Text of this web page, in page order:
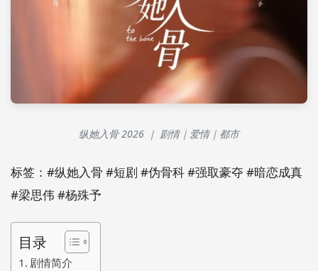
纵她入骨 2026 ｜ 剧情｜爱情｜都市
标签：#纵她入骨 #短剧 #伪骨科 #强取豪夺 #暗恋成真
#梁思伟 #杨殊予
目录
剧情简介